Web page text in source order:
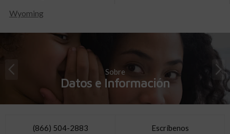
Wyoming
Sobre
Datos e Información
(866) 504-2883 Escríbenos